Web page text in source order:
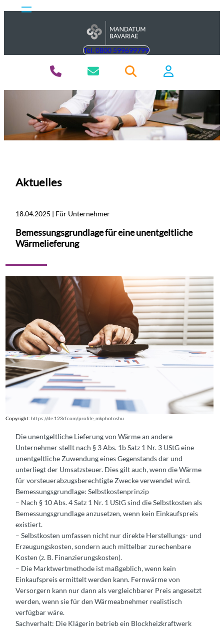
Tel. 0800 599699799
Aktuelles
18.04.2025 | Für Unternehmer
Bemessungsgrundlage für eine unentgeltliche
Wärmelieferung
Copyright:https://de.123rf.com/profile_mkphotoshu
Die unentgeltliche Lieferung von Wärme an andere
Unternehmer stellt nach § 3 Abs. 1b Satz 1 Nr. 3 UStG eine
unentgeltliche Zuwendung eines Gegenstands dar und
unterliegt der Umsatzsteuer. Dies gilt auch, wenn die Wärme
für vorsteuerabzugsberechtigte Zwecke verwendet wird.
Bemessungsgrundlage: Selbstkostenprinzip
– Nach § 10 Abs. 4 Satz 1 Nr. 1 UStG sind die Selbstkosten als
Bemessungsgrundlage anzusetzen, wenn kein Einkaufspreis
existiert.
– Selbstkosten umfassen nicht nur direkte Herstellungs- und
Erzeugungskosten, sondern auch mittelbar zurechenbare
Kosten (z. B. Finanzierungskosten).
– Die Marktwertmethode ist maßgeblich, wenn kein
Einkaufspreis ermittelt werden kann. Fernwärme von
Versorgern kann nur dann als vergleichbarer Preis angesetzt
werden, wenn sie für den Wärmeabnehmer realistisch
verfügbar wäre.
Sachverhalt: Die Klägerin betrieb ein Blockheizkraftwerk